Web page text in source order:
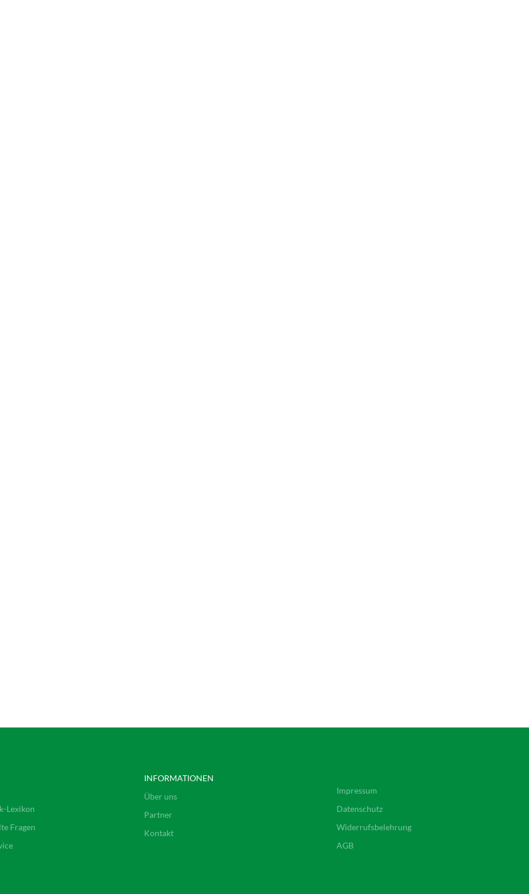
Lexikon
Fragen
INFORMATIONEN
Über uns
Partner
Kontakt
Impressum
Datenschutz
Widerrufsbelehrung
AGB